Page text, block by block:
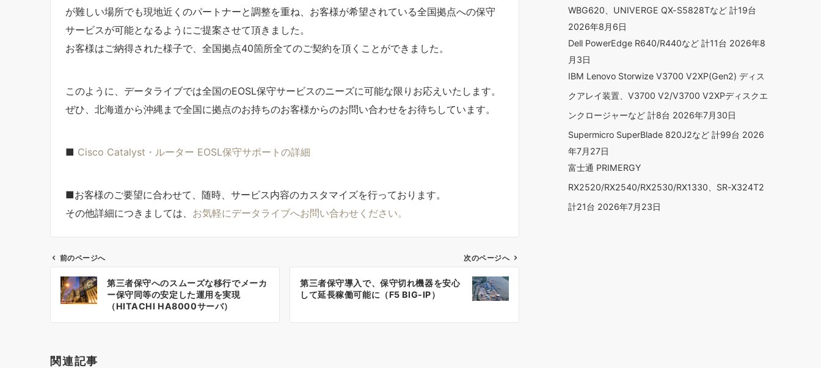
が難しい場所でも現地近くのパートナーと調整を重ね、お客様が希望されている全国拠点への保守
サービスが可能となるようにご提案させて頂きました。
お客様はご納得された様子で、全国拠点40箇所全てのご契約を頂くことができました。
このように、データライブでは全国のEOSL保守サービスのニーズに可能な限りお応えいたします。
ぜひ、北海道から沖縄まで全国に拠点のお持ちのお客様からのお問い合わせをお待ちしています。
■ Cisco Catalyst・ルーター EOSL保守サポートの詳細
■お客様のご要望に合わせて、随時、サービス内容のカスタマイズを行っております。
その他詳細につきましては、 お気軽にデータライブへお問い合わせください。
投
稿
ゲ
前のページへ
第三者保守へのスムーズな移行でメーカ
ー保守同等の安定した運用を実現
（HITACHI HA8000サーバ）
次のページへ
第三者保守導入で、保守切れ機器を安心
して延長稼働可能に（F5 BIG-IP）
関連記事
WBG620、UNIVERGE QX-S5828Tなど 計19台
2026年8月6日
Dell PowerEdge R640/R440など 計11台 2026年8
月3日
IBM Lenovo Storwize V3700 V2XP(Gen2) ディス
クアレイ装置、V3700 V2/V3700 V2XPディスクエ
ンクロージャーなど 計8台 2026年7月30日
Supermicro SuperBlade 820J2など 計99台 2026
年7月27日
富士通 PRIMERGY
RX2520/RX2540/RX2530/RX1330、SR-X324T2
計21台 2026年7月23日